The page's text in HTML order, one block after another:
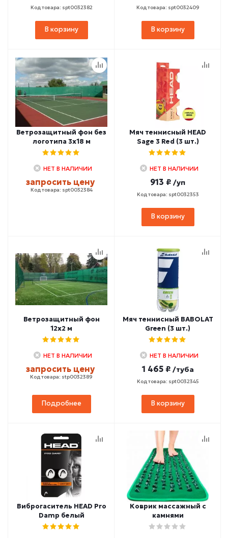
Код товара: spt0032382
В корзину
Код товара: spt0032409
В корзину
Ветрозащитный фон без
логотипа 3х18 м
НЕТ В НАЛИЧИИ
запросить цену
Код товара: spt0032384
Мяч теннисный HEAD
Sage 3 Red (3 шт.)
НЕТ В НАЛИЧИИ
913 ₽ /уп
Код товара: spt0032353
В корзину
Ветрозащитный фон
12х2 м
НЕТ В НАЛИЧИИ
запросить цену
Код товара: stp0032389
Подробнее
Мяч теннисный BABOLAT
Green (3 шт.)
НЕТ В НАЛИЧИИ
1 465 ₽ /туба
Код товара: spt0032345
В корзину
Виброгаситель HEAD Pro
Damp белый
Коврик массажный с
камнями